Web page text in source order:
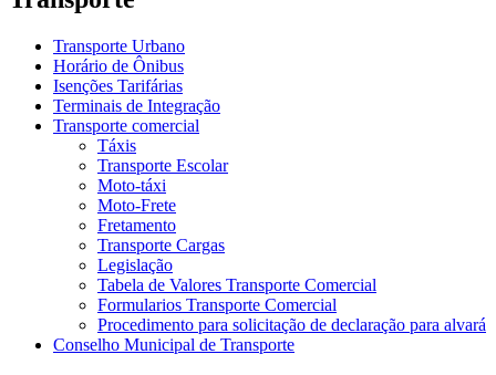
Transporte Urbano
Horário de Ônibus
Isenções Tarifárias
Terminais de Integração
Transporte comercial
Táxis
Transporte Escolar
Moto-táxi
Moto-Frete
Fretamento
Transporte Cargas
Legislação
Tabela de Valores Transporte Comercial
Formularios Transporte Comercial
Procedimento para solicitação de declaração para alvará
Conselho Municipal de Transporte